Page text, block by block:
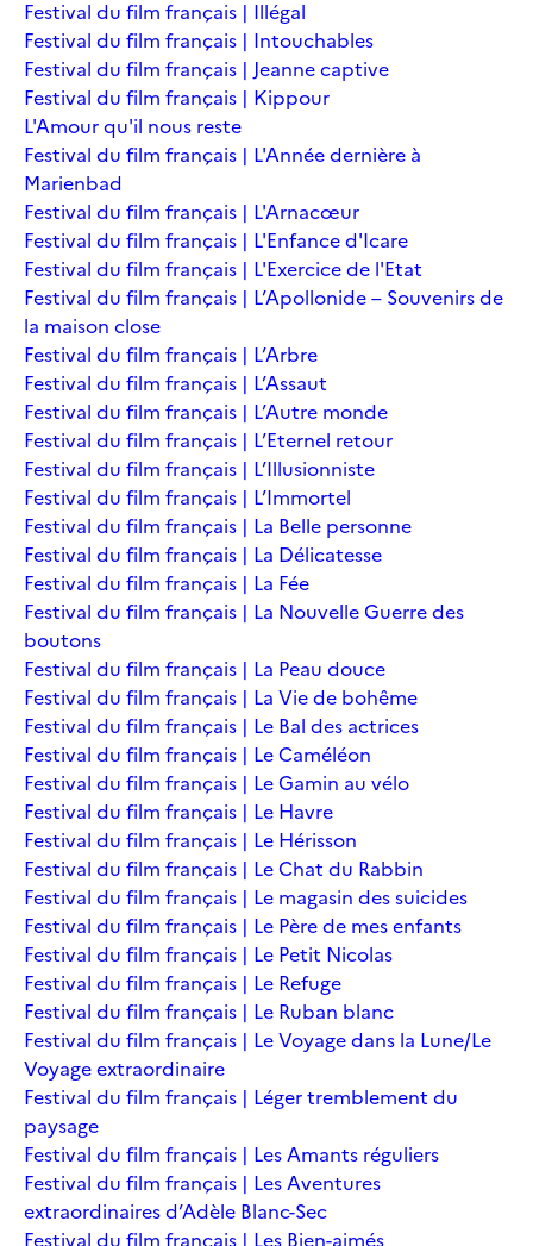
Festival du film français | Illégal
Festival du film français | Intouchables
Festival du film français | Jeanne captive
Festival du film français | Kippour
L'Amour qu'il nous reste
Festival du film français | L'Année dernière à
Marienbad
Festival du film français | L'Arnacœur
Festival du film français | L'Enfance d'Icare
Festival du film français | L'Exercice de l'Etat
Festival du film français | L’Apollonide – Souvenirs de
la maison close
Festival du film français | L’Arbre
Festival du film français | L’Assaut
Festival du film français | L’Autre monde
Festival du film français | L’Eternel retour
Festival du film français | L’Illusionniste
Festival du film français | L’Immortel
Festival du film français | La Belle personne
Festival du film français | La Délicatesse
Festival du film français | La Fée
Festival du film français | La Nouvelle Guerre des
boutons
Festival du film français | La Peau douce
Festival du film français | La Vie de bohême
Festival du film français | Le Bal des actrices
Festival du film français | Le Caméléon
Festival du film français | Le Gamin au vélo
Festival du film français | Le Havre
Festival du film français | Le Hérisson
Festival du film français | Le Chat du Rabbin
Festival du film français | Le magasin des suicides
Festival du film français | Le Père de mes enfants
Festival du film français | Le Petit Nicolas
Festival du film français | Le Refuge
Festival du film français | Le Ruban blanc
Festival du film français | Le Voyage dans la Lune/Le
Voyage extraordinaire
Festival du film français | Léger tremblement du
paysage
Festival du film français | Les Amants réguliers
Festival du film français | Les Aventures
extraordinaires d’Adèle Blanc-Sec
Festival du film français | Les Bien-aimés